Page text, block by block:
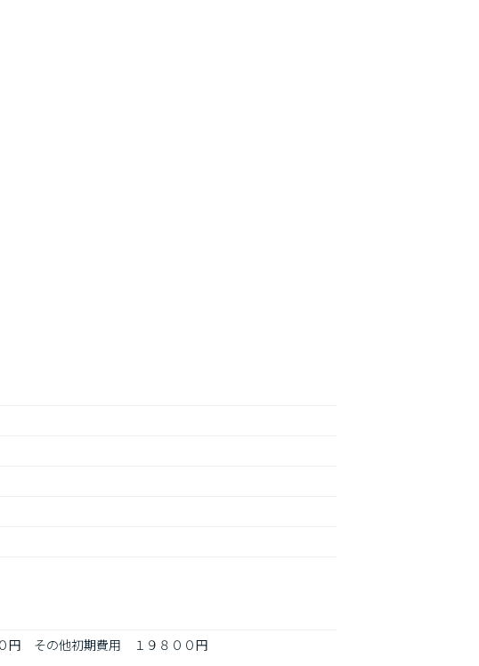
円　その他初期費用　１９８００円